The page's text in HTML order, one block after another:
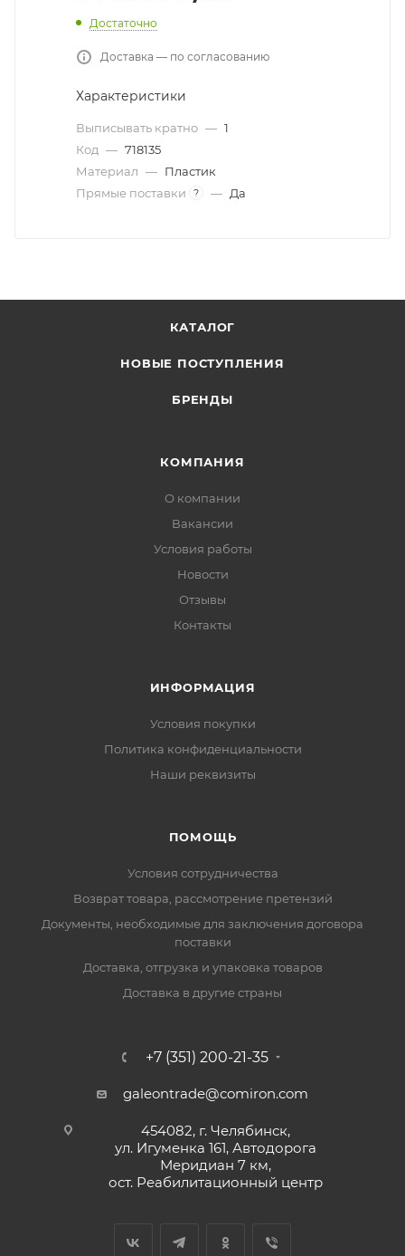
Достаточно
Доставка — по согласованию
Характеристики
Выписывать кратно — 1
Код — 718135
Материал — Пластик
Прямые поставки
? — Да
КАТАЛОГ
НОВЫЕ ПОСТУПЛЕНИЯ
БРЕНДЫ
КОМПАНИЯ
О компании
Вакансии
Условия работы
Новости
Отзывы
Контакты
ИНФОРМАЦИЯ
Условия покупки
Политика конфиденциальности
Наши реквизиты
ПОМОЩЬ
Условия сотрудничества
Возврат товара, рассмотрение претензий
Документы, необходимые для заключения договора
поставки
Доставка, отгрузка и упаковка товаров
Доставка в другие страны
+7 (351) 200-21-35
galeontrade@comiron.com
454082, г. Челябинск,
ул. Игуменка 161, Автодорога
Меридиан 7 км,
ост. Реабилитационный центр